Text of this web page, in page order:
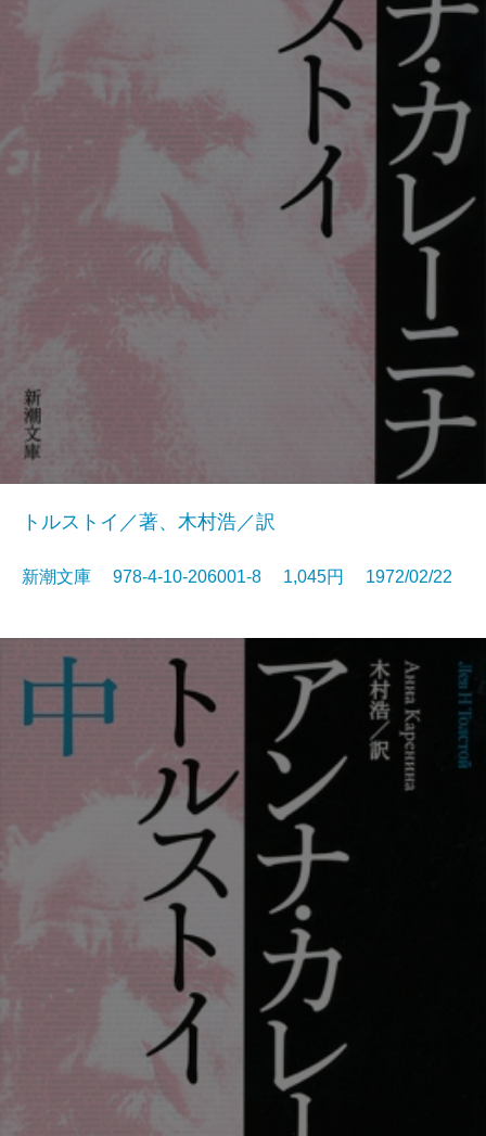
トルストイ／著、木村浩／訳
新潮文庫 978-4-10-206001-8 1,045円 1972/02/22